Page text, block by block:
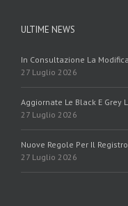
ULTIME NEWS
In Consultazione La
27 Luglio 2026
Aggiornate Le Black E Grey
27 Luglio 2026
Nuove Regole Per Il
27 Luglio 2026